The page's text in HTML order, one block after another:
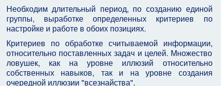
Необходим длительный период, по созданию единой
группы, выработке определенных критериев по
настройке и работе в обоих позициях.
Критериев по обработке считываемой информации,
относительно поставленных задач и целей. Множество
ловушек, как на уровне иллюзий относительно
собственных навыков, так и на уровне создания
очередной иллюзии "всезнайства".